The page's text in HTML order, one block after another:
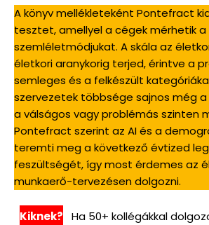
A könyv mellékleteként Pontefract
tesztet, amellyel a cégek mérhetik
szemléletmódjukat. A skála az
életkori aranykorig terjed, érintve a
semleges és a felkészült
szervezetek többsége sajnos még a
a válságos vagy problémás szinten
Pontefract szerint az AI és a
teremti meg a következő évtized
feszültségét, így most érdemes az
munkaerő-tervezésen dolgozni.
Kiknek?
Ha 50+ kollégákkal